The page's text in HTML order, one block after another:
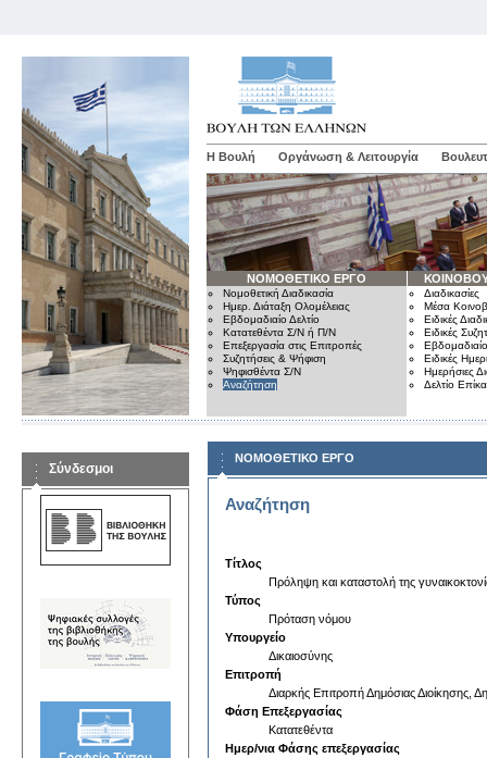
Η Βουλή Οργάνωση & Λειτουργία
ΝΟΜΟΘΕΤΙΚΟ ΕΡΓΟ
Νομοθετική Διαδικασία
Ημερ. Διάταξη Ολομέλειας
Εβδομαδιαίο Δελτίο
Κατατεθέντα Σ/Ν ή Π/Ν
Επεξεργασία στις Επιτροπές
Συζητήσεις & Ψήφιση
Ψηφισθέντα Σ/Ν
Αναζήτηση
Διαδικασίες
Μέσα
Ειδικές
Ειδικές
Εβδομαδιαίο
Ειδικές
Ημερήσιες
Δελτίο
Σύνδεσμοι
ΝΟΜΟΘΕΤΙΚΟ ΕΡΓΟ
Αναζήτηση
Τίτλος
Πρόληψη και καταστολή της
Τύπος
Πρόταση νόμου
Υπουργείο
Δικαιοσύνης
Επιτροπή
Διαρκής Επιτροπή Δημόσιας Διοίκησης,
Φάση Επεξεργασίας
Κατατεθέντα
Ημερ/νια Φάσης επεξεργασίας